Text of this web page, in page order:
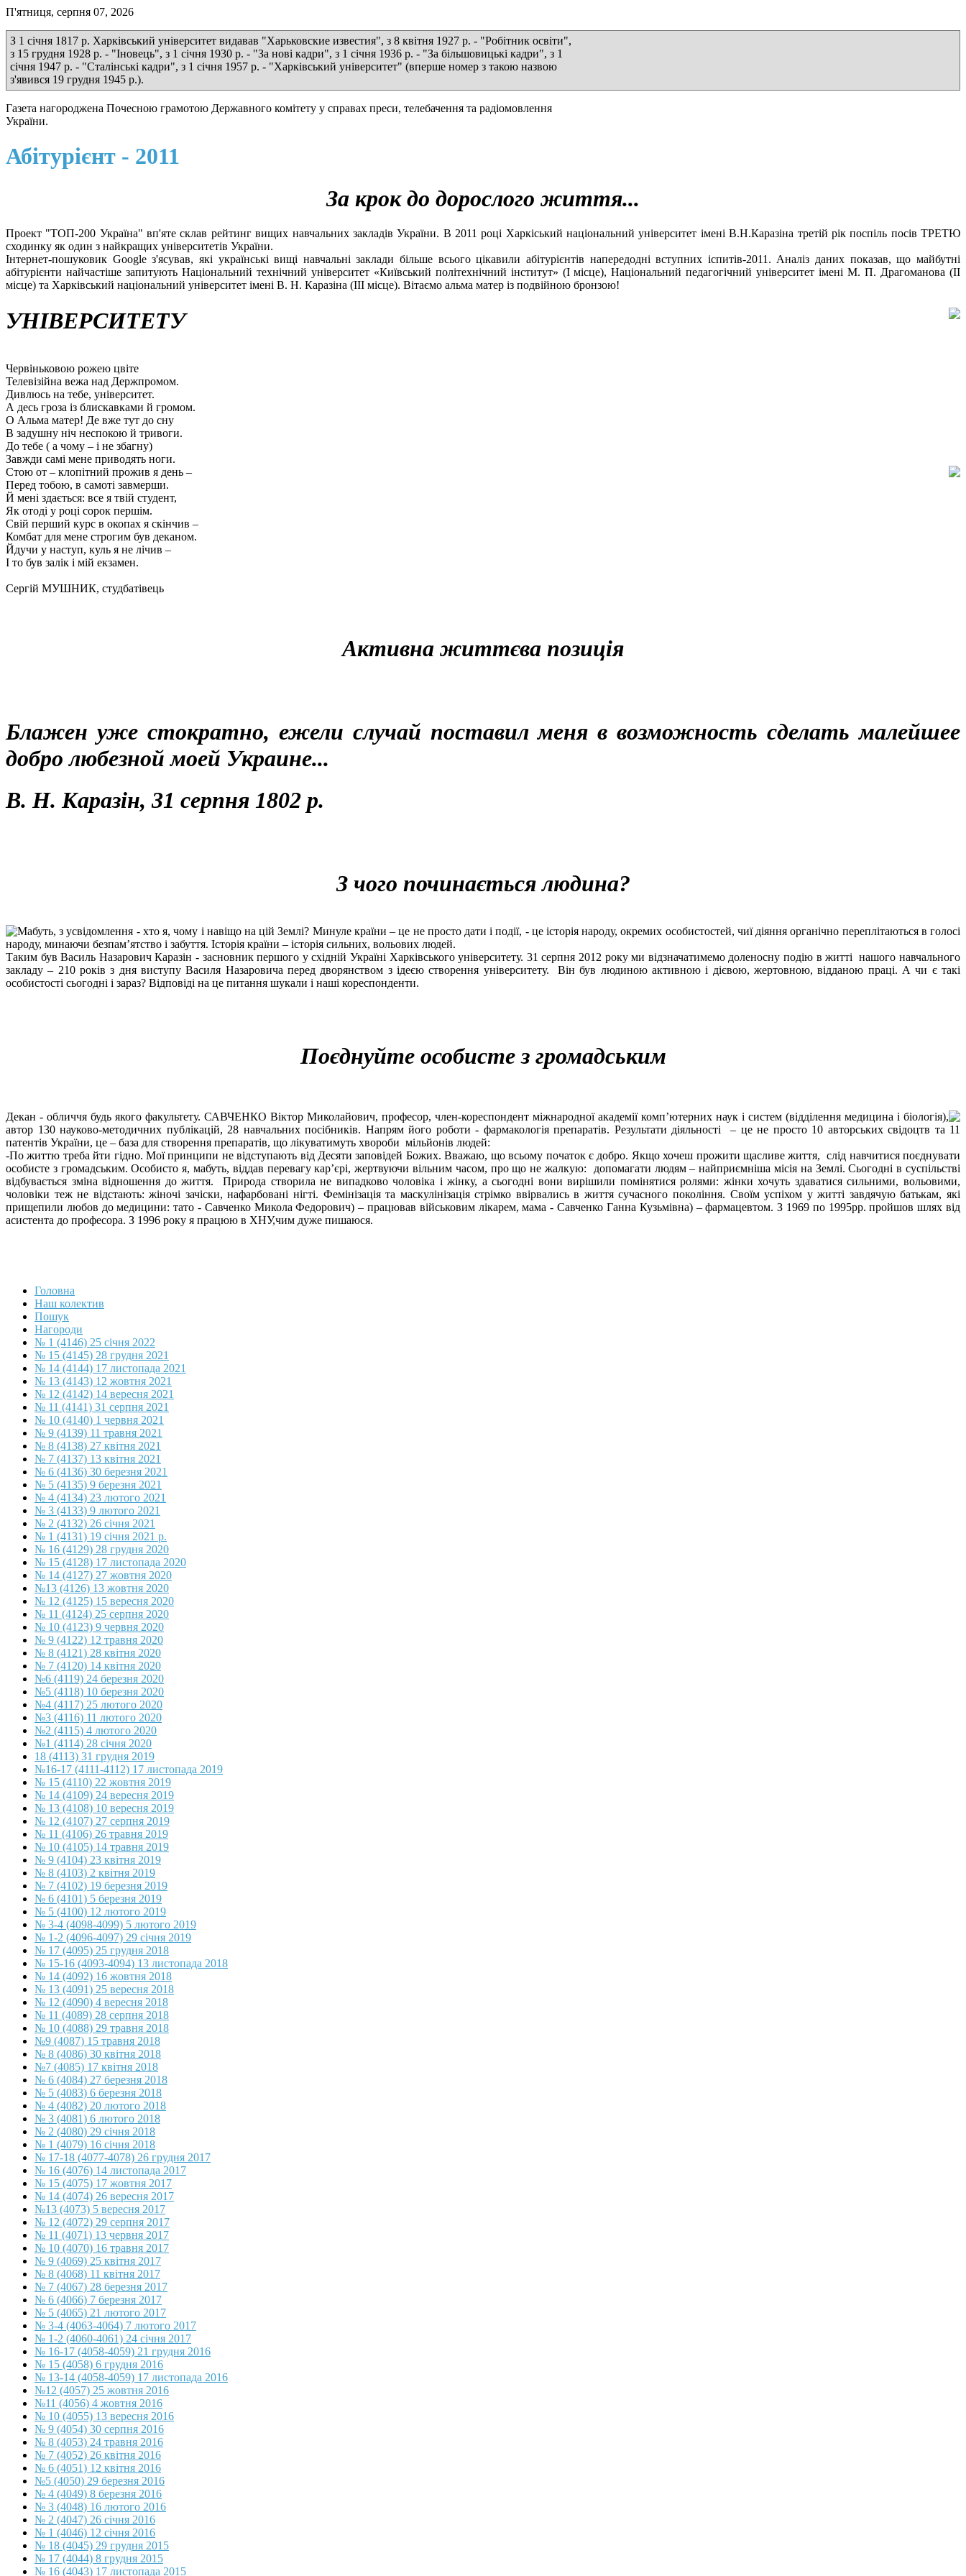
П'ятниця, серпня 07, 2026
З 1 січня 1817 р. Харківський університет видавав "Харьковские известия", з 8 квітня 1927 р. - "Робітник освіти",
з 15 грудня 1928 р. - "Іновець", з 1 січня 1930 р. - "За нові кадри", з 1 січня 1936 р. - "За більшовицькі кадри", з 1
січня 1947 р. - "Сталінські кадри", з 1 січня 1957 р. - "Харківський університет" (вперше номер з такою назвою
з'явився 19 грудня 1945 р.).
Газета нагороджена Почесною грамотою Державного комітету у справах преси, телебачення та радіомовлення
України.
Абітурієнт - 2011
За крок до дорослого життя...
Проект "ТОП-200 Україна" вп'яте склав рейтинг вищих навчальних закладів України. В 2011 році Харкіський національний університет імені В.Н.Каразіна третій рік поспіль посів ТРЕТЮ
сходинку як один з найкращих університетів України.
Інтернет-пошуковик Google з'ясував, які українські вищі навчальні заклади більше всього цікавили абітурієнтів напередодні вступних іспитів-2011. Аналіз даних показав, що майбутні
абітурієнти найчастіше запитують Національний технічний університет «Київський політехнічний інститут» (І місце), Національний педагогічний університет імені М. П. Драгоманова (ІІ
місце) та Харківський національний університет імені В. Н. Каразіна (ІІІ місце). Вітаємо альма матер із подвійною бронзою!
УНІВЕРСИТЕТУ
Червіньковою рожею цвіте
Телевізійна вежа над Держпромом.
Дивлюсь на тебе, університет.
А десь гроза із блискавками й громом.
О Альма матер! Де вже тут до сну
В задушну ніч неспокою й тривоги.
До тебе ( а чому – і не збагну)
Завжди самі мене приводять ноги.
Стою от – клопітний прожив я день –
Перед тобою, в самоті завмерши.
Й мені здається: все я твій студент,
Як отоді у році сорок першім.
Свій перший курс в окопах я скінчив –
Комбат для мене строгим був деканом.
Йдучи у наступ, куль я не лічив –
І то був залік і мій екзамен.
Сергій МУШНИК, студбатівець
Активна життєва позиція
Блажен уже стократно, ежели случай поставил меня в возможность сделать малейшее
добро любезной моей Украине...
В. Н. Каразін, 31 серпня 1802 р.
З чого починається людина?
Мабуть, з усвідомлення - хто я, чому і навіщо на цій Землі? Минуле країни – це не просто дати і події, - це історія народу, окремих особистостей, чиї діяння органічно переплітаються в голосі
народу, минаючи безпам’ятство і забуття. Історія країни – історія сильних, вольових людей.
Таким був Василь Назарович Каразін - засновник першого у східній Україні Харківського університету. 31 серпня 2012 року ми відзначатимемо доленосну подію в житті нашого навчального
закладу – 210 років з дня виступу Василя Назаровича перед дворянством з ідеєю створення університету. Він був людиною активною і дієвою, жертовною, відданою праці. А чи є такі
особистості сьогодні і зараз? Відповіді на це питання шукали і наші кореспонденти.
Поєднуйте особисте з громадським
Декан - обличчя будь якого факультету. САВЧЕНКО Віктор Миколайович, професор, член-кореспондент міжнародної академії комп’ютерних наук і систем (відділення медицина і біологія),
автор 130 науково-методичних публікацій, 28 навчальних посібників. Напрям його роботи - фармакологія препаратів. Результати діяльності – це не просто 10 авторських свідоцтв та 11
патентів України, це – база для створення препаратів, що лікуватимуть хвороби мільйонів людей:
-По життю треба йти гідно. Мої принципи не відступають від Десяти заповідей Божих. Вважаю, що всьому початок є добро. Якщо хочеш прожити щасливе життя, слід навчитися поєднувати
особисте з громадським. Особисто я, мабуть, віддав перевагу кар’єрі, жертвуючи вільним часом, про що не жалкую: допомагати людям – найприємніша місія на Землі. Сьогодні в суспільстві
відбувається зміна відношення до життя. Природа створила не випадково чоловіка і жінку, а сьогодні вони вирішили помінятися ролями: жінки хочуть здаватися сильними, вольовими,
чоловіки теж не відстають: жіночі зачіски, нафарбовані нігті. Фемінізація та маскулінізація стрімко ввірвались в життя сучасного покоління. Своїм успіхом у житті завдячую батькам, які
прищепили любов до медицини: тато - Савченко Микола Федорович) – працював військовим лікарем, мама - Савченко Ганна Кузьмівна) – фармацевтом. З 1969 по 1995рр. пройшов шлях від
асистента до професора. З 1996 року я працюю в ХНУ,чим дуже пишаюся.
Головна
Наш колектив
Пошук
Нагороди
№ 1 (4146) 25 січня 2022
№ 15 (4145) 28 грудня 2021
№ 14 (4144) 17 листопада 2021
№ 13 (4143) 12 жовтня 2021
№ 12 (4142) 14 вересня 2021
№ 11 (4141) 31 серпня 2021
№ 10 (4140) 1 червня 2021
№ 9 (4139) 11 травня 2021
№ 8 (4138) 27 квітня 2021
№ 7 (4137) 13 квітня 2021
№ 6 (4136) 30 березня 2021
№ 5 (4135) 9 березня 2021
№ 4 (4134) 23 лютого 2021
№ 3 (4133) 9 лютого 2021
№ 2 (4132) 26 січня 2021
№ 1 (4131) 19 січня 2021 р.
№ 16 (4129) 28 грудня 2020
№ 15 (4128) 17 листопада 2020
№ 14 (4127) 27 жовтня 2020
№13 (4126) 13 жовтня 2020
№ 12 (4125) 15 вересня 2020
№ 11 (4124) 25 серпня 2020
№ 10 (4123) 9 червня 2020
№ 9 (4122) 12 травня 2020
№ 8 (4121) 28 квітня 2020
№ 7 (4120) 14 квітня 2020
№6 (4119) 24 березня 2020
№5 (4118) 10 березня 2020
№4 (4117) 25 лютого 2020
№3 (4116) 11 лютого 2020
№2 (4115) 4 лютого 2020
№1 (4114) 28 січня 2020
18 (4113) 31 грудня 2019
№16-17 (4111-4112) 17 листопада 2019
№ 15 (4110) 22 жовтня 2019
№ 14 (4109) 24 вересня 2019
№ 13 (4108) 10 вересня 2019
№ 12 (4107) 27 серпня 2019
№ 11 (4106) 26 травня 2019
№ 10 (4105) 14 травня 2019
№ 9 (4104) 23 квітня 2019
№ 8 (4103) 2 квітня 2019
№ 7 (4102) 19 березня 2019
№ 6 (4101) 5 березня 2019
№ 5 (4100) 12 лютого 2019
№ 3-4 (4098-4099) 5 лютого 2019
№ 1-2 (4096-4097) 29 січня 2019
№ 17 (4095) 25 грудня 2018
№ 15-16 (4093-4094) 13 листопада 2018
№ 14 (4092) 16 жовтня 2018
№ 13 (4091) 25 вересня 2018
№ 12 (4090) 4 вересня 2018
№ 11 (4089) 28 серпня 2018
№ 10 (4088) 29 травня 2018
№9 (4087) 15 травня 2018
№ 8 (4086) 30 квітня 2018
№7 (4085) 17 квітня 2018
№ 6 (4084) 27 березня 2018
№ 5 (4083) 6 березня 2018
№ 4 (4082) 20 лютого 2018
№ 3 (4081) 6 лютого 2018
№ 2 (4080) 29 січня 2018
№ 1 (4079) 16 січня 2018
№ 17-18 (4077-4078) 26 грудня 2017
№ 16 (4076) 14 листопада 2017
№ 15 (4075) 17 жовтня 2017
№ 14 (4074) 26 вересня 2017
№13 (4073) 5 вересня 2017
№ 12 (4072) 29 серпня 2017
№ 11 (4071) 13 червня 2017
№ 10 (4070) 16 травня 2017
№ 9 (4069) 25 квітня 2017
№ 8 (4068) 11 квітня 2017
№ 7 (4067) 28 березня 2017
№ 6 (4066) 7 березня 2017
№ 5 (4065) 21 лютого 2017
№ 3-4 (4063-4064) 7 лютого 2017
№ 1-2 (4060-4061) 24 січня 2017
№ 16-17 (4058-4059) 21 грудня 2016
№ 15 (4058) 6 грудня 2016
№ 13-14 (4058-4059) 17 листопада 2016
№12 (4057) 25 жовтня 2016
№11 (4056) 4 жовтня 2016
№ 10 (4055) 13 вересня 2016
№ 9 (4054) 30 серпня 2016
№ 8 (4053) 24 травня 2016
№ 7 (4052) 26 квітня 2016
№ 6 (4051) 12 квітня 2016
№5 (4050) 29 березня 2016
№ 4 (4049) 8 березня 2016
№ 3 (4048) 16 лютого 2016
№ 2 (4047) 26 січня 2016
№ 1 (4046) 12 січня 2016
№ 18 (4045) 29 грудня 2015
№ 17 (4044) 8 грудня 2015
№ 16 (4043) 17 листопада 2015